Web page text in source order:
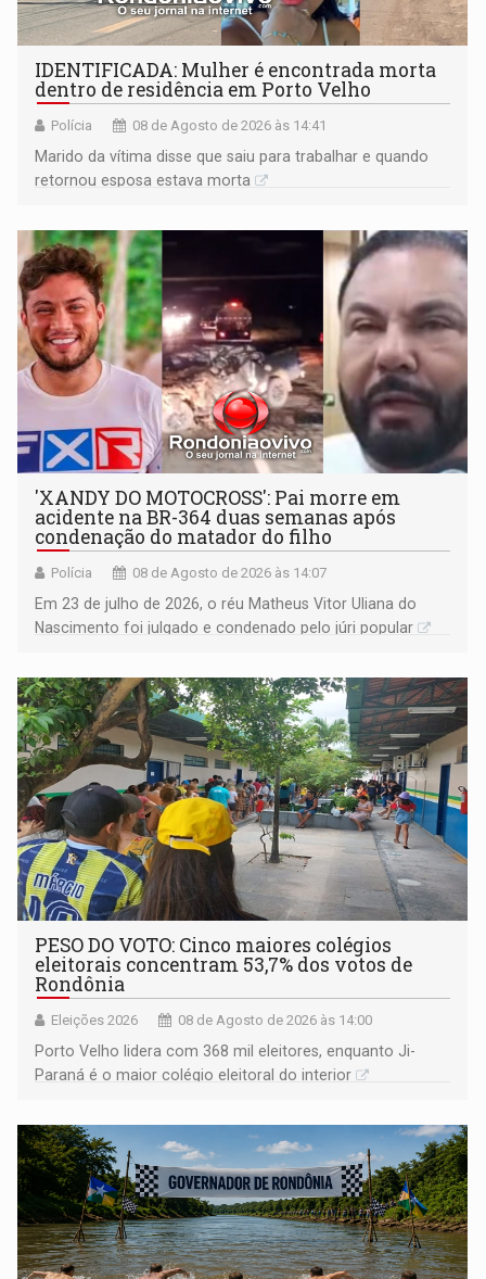
IDENTIFICADA: Mulher é encontrada morta
dentro de residência em Porto Velho
Polícia 08 de Agosto de 2026 às 14:41
Marido da vítima disse que saiu para trabalhar e quando
retornou esposa estava morta
'XANDY DO MOTOCROSS': Pai morre em
acidente na BR-364 duas semanas após
condenação do matador do filho
Polícia 08 de Agosto de 2026 às 14:07
Em 23 de julho de 2026, o réu Matheus Vitor Uliana do
Nascimento foi julgado e condenado pelo júri popular
PESO DO VOTO: Cinco maiores colégios
eleitorais concentram 53,7% dos votos de
Rondônia
Eleições 2026 08 de Agosto de 2026 às 14:00
Porto Velho lidera com 368 mil eleitores, enquanto Ji-
Paraná é o maior colégio eleitoral do interior